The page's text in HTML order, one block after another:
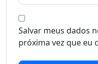
Salvar meus dados
próxima vez que eu